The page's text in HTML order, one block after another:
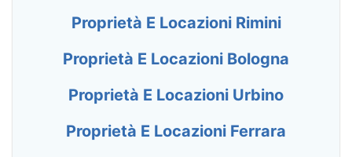
Proprietà E Locazioni Rimini
Proprietà E Locazioni Bologna
Proprietà E Locazioni Urbino
Proprietà E Locazioni Ferrara